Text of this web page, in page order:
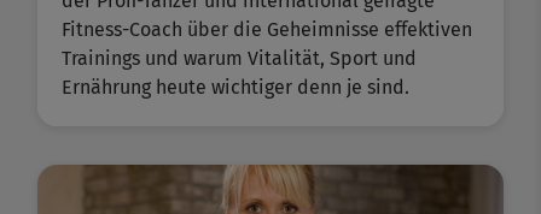
Fitness-Coach über die Geheimnisse effektiven
Trainings und warum Vitalität, Sport und
Ernährung heute wichtiger denn je sind.